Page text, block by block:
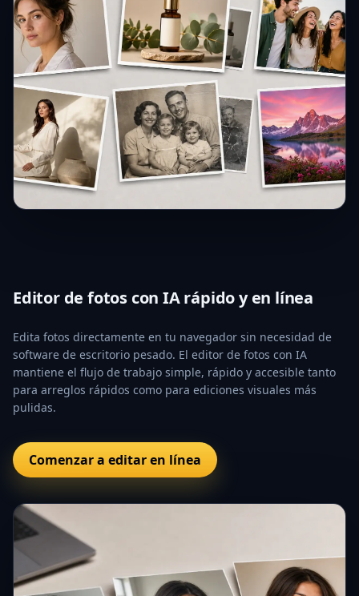
Editor de fotos con IA rápido y en línea
Edita fotos directamente en tu navegador sin necesidad de
software de escritorio pesado. El editor de fotos con IA
mantiene el flujo de trabajo simple, rápido y accesible tanto
para arreglos rápidos como para ediciones visuales más
pulidas.
Comenzar a editar en línea